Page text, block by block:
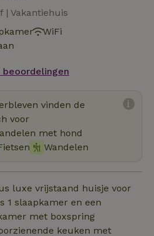
| Vakantiehuis
WiFi
beoordelingen
vinden de
voor
met hond
Wandelen
luxe vrijstaand huisje voor
1 slaapkamer en een
met boxspring
keuken met